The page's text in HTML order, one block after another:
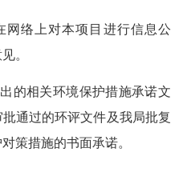
网络上对本项目进行信息公
。
的相关环境保护措施承诺文
通过的环评文件及我局批复
策措施的书面承诺。